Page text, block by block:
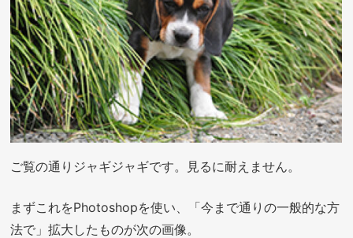
ご覧の通りジャギジャギです。見るに耐えません。
まずこれをPhotoshopを使い、「今まで通りの一般的な方
法で」拡大したものが次の画像。